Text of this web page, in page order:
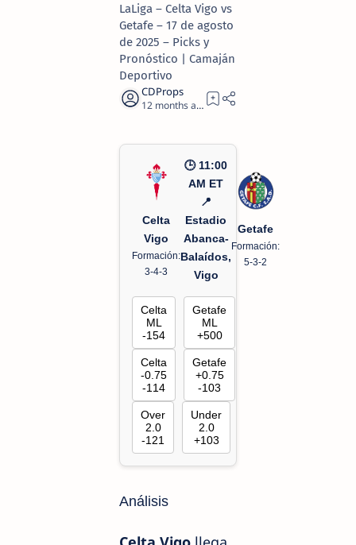
LaLiga – Celta Vigo vs
Getafe – 17 de agosto
de 2025 – Picks y
Pronóstico | Camaján
Deportivo
12 months ago 2
Celta
Vigo
Formación:
3-4-3
🕒 11:00
AM ET
📍
Estadio
Abanca-
Balaídos,
Vigo
Getafe
Formación:
5-3-2
Celta
ML
-154
Getafe
ML
+500
Celta
-0.75
-114
Getafe
+0.75
-103
Over
2.0
-121
Under
2.0
+103
Análisis